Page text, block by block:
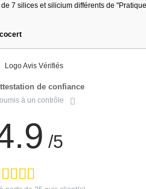
7 silices et silicium différents de
de confiance
à un contrôle
/5